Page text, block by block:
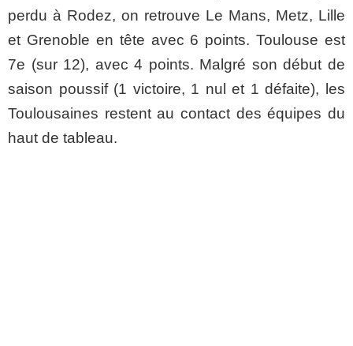
perdu à Rodez, on retrouve Le Mans, Metz, Lille
et Grenoble en tête avec 6 points. Toulouse est
7e (sur 12), avec 4 points. Malgré son début de
saison poussif (1 victoire, 1 nul et 1 défaite), les
Toulousaines restent au contact des équipes du
haut de tableau.